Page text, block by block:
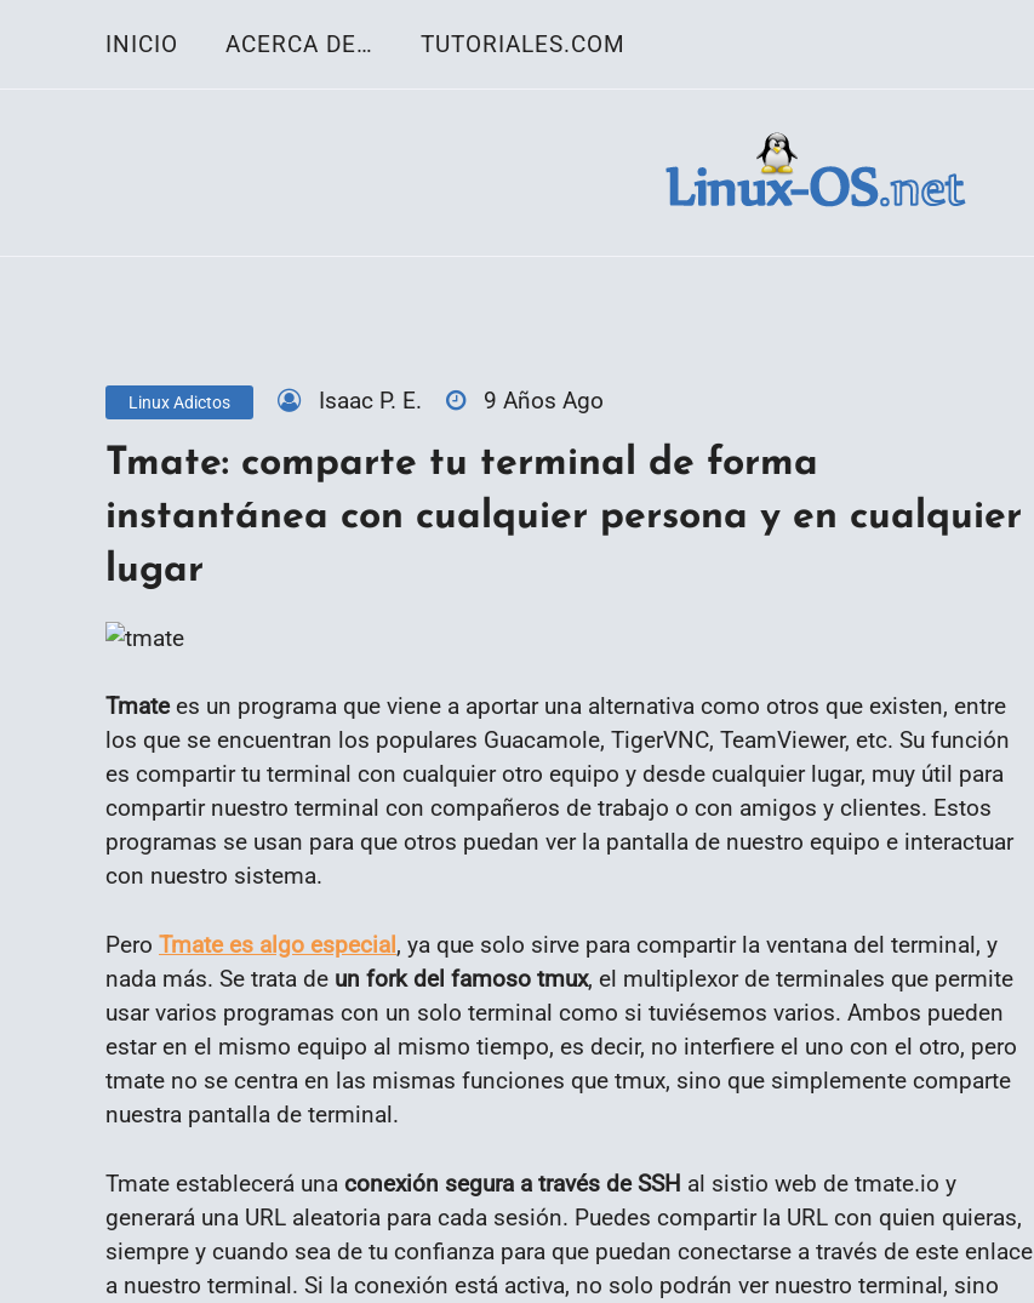
INICIO ACERCA DE… TUTORIALES.COM
Linux Adictos Isaac P. E. 9 Años Ago
Tmate: comparte tu terminal de forma
instantánea con cualquier persona y en cualquier
lugar
Tmatees un programa que viene a aportar una alternativa como otros que existen, entre
los que se encuentran los populares Guacamole, TigerVNC, TeamViewer, etc. Su función
es compartir tu terminal con cualquier otro equipo y desde cualquier lugar, muy útil para
compartir nuestro terminal con compañeros de trabajo o con amigos y clientes. Estos
programas se usan para que otros puedan ver la pantalla de nuestro equipo e interactuar
con nuestro sistema.
Pero Tmate es algo especial, ya que solo sirve para compartir la ventana del terminal, y
nada más. Se trata de un fork del famoso tmux, el multiplexor de terminales que permite
usar varios programas con un solo terminal como si tuviésemos varios. Ambos pueden
estar en el mismo equipo al mismo tiempo, es decir, no interfiere el uno con el otro, pero
tmate no se centra en las mismas funciones que tmux, sino que simplemente comparte
nuestra pantalla de terminal.
Tmate establecerá una conexión segura a través de SSH al sistio web de tmate.io y
generará una URL aleatoria para cada sesión. Puedes compartir la URL con quien quieras,
siempre y cuando sea de tu confianza para que puedan conectarse a través de este enlace
a nuestro terminal. Si la conexión está activa, no solo podrán ver nuestro terminal, sino